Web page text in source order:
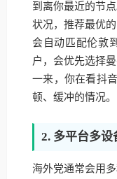
到离你最近的节
状况，推荐最优
会自动匹配伦敦
户，会优先选择
一来，你在看抖
顿、缓冲的情况。
2. 多平台多设
海外党通常会用